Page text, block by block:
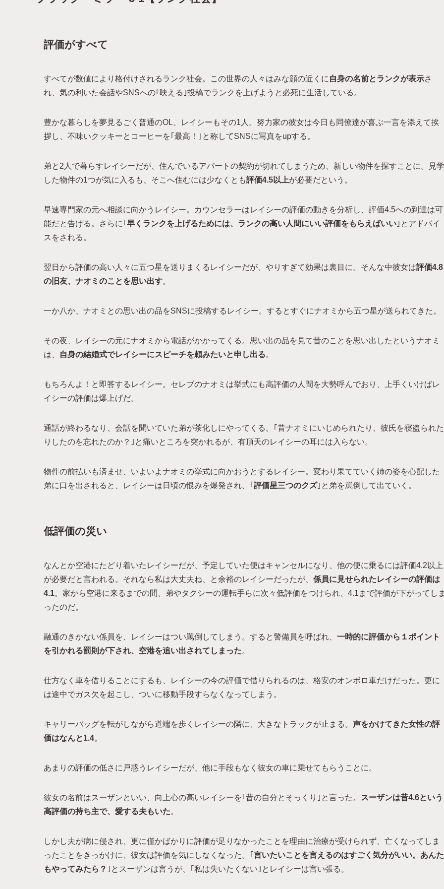
評価がすべて
すべてが数値により格付けされるランク社会。この世界の人々はみな顔の近くに自身の名前とランクが表示さ
れ、気の利いた会話やSNSへの｢映える｣投稿でランクを上げようと必死に生活している。
豊かな暮らしを夢見るごく普通のOL、レイシーもその1人。努力家の彼女は今日も同僚達が喜ぶ一言を添えて挨
拶し、不味いクッキーとコーヒーを｢最高！｣と称してSNSに写真をupする。
弟と2人で暮らすレイシーだが、住んでいるアパートの契約が切れてしまうため、新しい物件を探すことに。見学
した物件の1つが気に入るも、そこへ住むには少なくとも評価4.5以上が必要だという。
早速専門家の元へ相談に向かうレイシー。カウンセラーはレイシーの評価の動きを分析し、評価4.5への到達は可
能だと告げる。さらに｢ 早くランクを上げるためには、ランクの高い人間にいい評価をもらえばいい ｣とアドバイ
スをされる。
翌日から評価の高い人々に五つ星を送りまくるレイシーだが、やりすぎて効果は裏目に。そんな中彼女は評価4.8
の旧友、ナオミのことを思い出す。
一か八か、ナオミとの思い出の品をSNSに投稿するレイシー。するとすぐにナオミから五つ星が送られてきた。
その夜、レイシーの元にナオミから電話がかかってくる。思い出の品を見て昔のことを思い出したというナオミ
は、
自身の結婚式でレイシーにスピーチを頼みたいと申し出る。
もちろんよ！と即答するレイシー。セレブのナオミは挙式にも高評価の人間を大勢呼んでおり、上手くいけばレ
イシーの評価は爆上げだ。
通話が終わるなり、会話を聞いていた弟が茶化しにやってくる。｢昔ナオミにいじめられたり、彼氏を寝盗られた
りしたのを忘れたのか？｣と痛いところを突かれるが、有頂天のレイシーの耳には入らない。
物件の前払いも済ませ、いよいよナオミの挙式に向かおうとするレイシー。変わり果てていく姉の姿を心配した
弟に口を出されると、レイシーは日頃の恨みを爆発され、｢ 評価星三つのクズ ｣と弟を罵倒して出ていく。
低評価の災い
なんとか空港にたどり着いたレイシーだが、予定していた便はキャンセルになり、他の便に乗るには評価4.2以上
が必要だと言われる。それなら私は大丈夫ね、と余裕のレイシーだったが、 係員に見せられたレイシーの評価は
4.1。家から空港に来るまでの間、弟やタクシーの運転手らに次々低評価をつけられ、4.1まで評価が下がってし
ったのだ。
融通のきかない係員を、レイシーはつい罵倒してしまう。すると警備員を呼ばれ、 一時的に評価から１ポイント
を引かれる罰則が下され、空港を追い出されてしまった。
仕方なく車を借りることにするも、レイシーの今の評価で借りられるのは、格安のオンボロ車だけだった。更に
は途中でガス欠を起こし、ついに移動手段すらなくなってしまう。
キャリーバッグを転がしながら道端を歩くレイシーの隣に、大きなトラックが止まる。 声をかけてきた女性の評
価はなんと1.4。
あまりの評価の低さに戸惑うレイシーだが、他に手段もなく彼女の車に乗せてもらうことに。
彼女の名前はスーザンといい、向上心の高いレイシーを｢昔の自分とそっくり｣と言った。 スーザンは昔4.6という
高評価の持ち主で、愛する夫もいた。
しかし夫が病に侵され、更に僅かばかりに評価が足りなかったことを理由に治療が受けられず、亡くなってしま
ったことをきっかけに、彼女は評価を気にしなくなった。｢ 言いたいことを言えるのはすごく気分がいい。あんた
もやってみたら？ ｣とスーザンは言うが、｢私は失いたくない｣とレイシーは言い張る。